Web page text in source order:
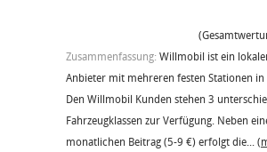
Zusammenfassung: Willmobil ist ein
Anbieter mit mehreren festen Stationen in
Den Willmobil Kunden stehen 3
Fahrzeugklassen zur Verfügung. Neben
monatlichen Beitrag (5-9 €) erfolgt die...